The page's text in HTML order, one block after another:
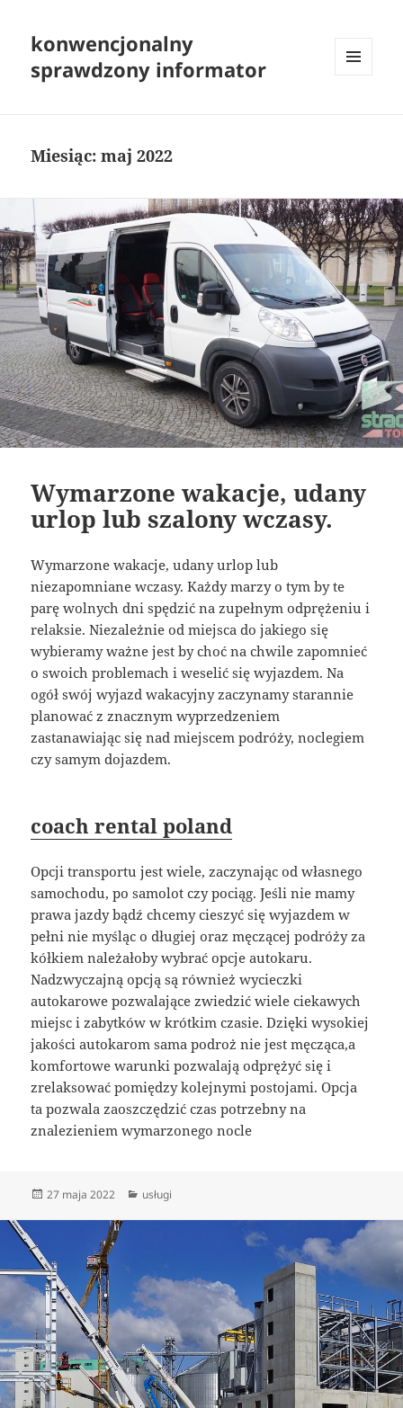
konwencjonalny
sprawdzony informator
Miesiąc:maj 2022
Wymarzone wakacje, udany
urlop lub szalony wczasy.
Wymarzone wakacje, udany urlop lub
niezapomniane wczasy. Każdy marzy o tym by te
parę wolnych dni spędzić na zupełnym odprężeniu i
relaksie. Niezależnie od miejsca do jakiego się
wybieramy ważne jest by choć na chwile zapomnieć
o swoich problemach i weselić się wyjazdem. Na
ogół swój wyjazd wakacyjny zaczynamy starannie
planować z znacznym wyprzedzeniem
zastanawiając się nad miejscem podróży, noclegiem
czy samym dojazdem.
coach rental poland
Opcji transportu jest wiele, zaczynając od własnego
samochodu, po samolot czy pociąg. Jeśli nie mamy
prawa jazdy bądź chcemy cieszyć się wyjazdem w
pełni nie myśląc o długiej oraz męczącej podróży za
kółkiem należałoby wybrać opcje autokaru.
Nadzwyczajną opcją są również wycieczki
autokarowe pozwalające zwiedzić wiele ciekawych
miejsc i zabytków w krótkim czasie. Dzięki wysokiej
jakości autokarom sama podroż nie jest męcząca,a
komfortowe warunki pozwalają odprężyć się i
zrelaksować pomiędzy kolejnymi postojami. Opcja
ta pozwala zaoszczędzić czas potrzebny na
znalezieniem wymarzonego nocle
Data
27 maja 2022 Kategorie
usługi